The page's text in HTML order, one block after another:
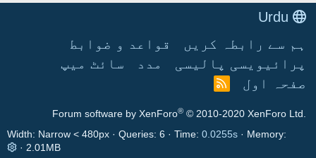
ہم سے رابطہ کریں
قواعد و ضوابط
پرائیویسی پالیسی
مدد
سائٹ میپ
صفحہ اول
آ
ا
ی
Forum software by XenForo® © 2010-2020 XenForo Ltd.
Width
Queries 6 Time 0.0255s
Memory
2.01MB